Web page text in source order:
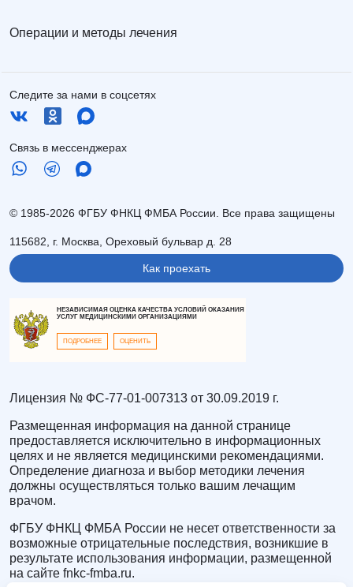
Операции и методы лечения
Следите за нами в соцсетях
Связь в мессенджерах
© 1985-2026 ФГБУ ФНКЦ ФМБА России. Все права защищены
115682, г. Москва, Ореховый бульвар д. 28
Как проехать
НЕЗАВИСИМАЯ ОЦЕНКА КАЧЕСТВА УСЛОВИЙ ОКАЗАНИЯ
УСЛУГ МЕДИЦИНСКИМИ ОРГАНИЗАЦИЯМИ
ПОДРОБНЕЕ ОЦЕНИТЬ
Лицензия № ФС-77-01-007313 от 30.09.2019 г.
Размещенная информация на данной странице
предоставляется исключительно в информационных
целях и не является медицинскими рекомендациями.
Определение диагноза и выбор методики лечения
должны осуществляться только вашим лечащим
врачом.
ФГБУ ФНКЦ ФМБА России не несет ответственности за
возможные отрицательные последствия, возникшие в
результате использования информации, размещенной
на сайте fnkc-fmba.ru.